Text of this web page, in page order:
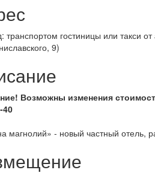
транспортом гостиницы или такси
9)
Возможны изменения
40
магнолий» - новый частный отель,